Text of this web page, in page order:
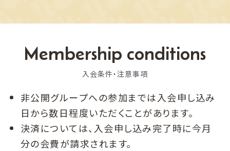
Membership conditions
入会条件・注意事項
非公開グループへの参加までは入会申し込み
日から数日程度いただくことがあります。
決済については、入会申し込み完了時に今月
分の会費が請求されます。